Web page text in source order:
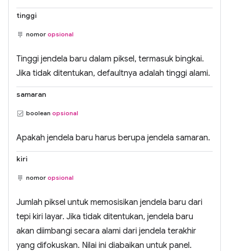
tinggi
nomor opsional
Tinggi jendela baru dalam piksel, termasuk bingkai.
Jika tidak ditentukan, defaultnya adalah tinggi alami.
samaran
boolean opsional
Apakah jendela baru harus berupa jendela samaran.
kiri
nomor opsional
Jumlah piksel untuk memosisikan jendela baru dari
tepi kiri layar. Jika tidak ditentukan, jendela baru
akan diimbangi secara alami dari jendela terakhir
yang difokuskan. Nilai ini diabaikan untuk panel.